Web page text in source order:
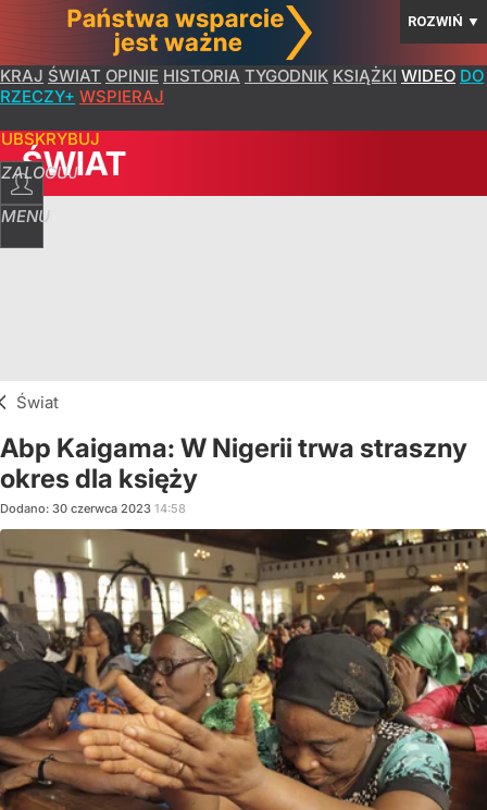
ROZWIŃ ▼
KRAJ ŚWIAT OPINIE HISTORIA TYGODNIK KSIĄŻKI WIDEO DO
RZECZY+ WSPIERAJ
ZALOGUJ
MENU
ŚWIAT
Świat
Abp Kaigama: W Nigerii trwa straszny
okres dla księży
Dodano: 30 czerwca 2023 14:58